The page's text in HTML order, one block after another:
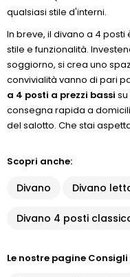
qualsiasi stile d'interni.
In breve, il divano a 4
stile e funzionalità.
soggiorno, si crea uno
convivialità vanno di pari
a 4 posti a prezzi bassi
consegna rapida a
del salotto. Che stai
Scopri anche:
Divano Divano
Divano 4 posti
Le nostre pagine Consigli